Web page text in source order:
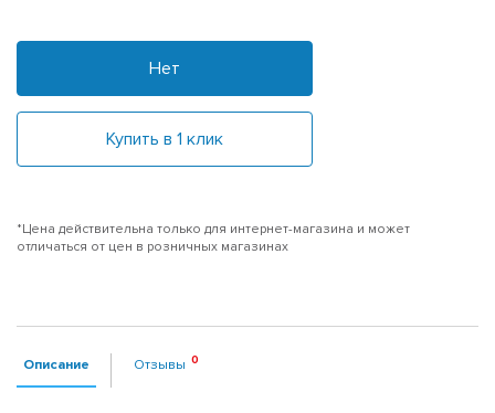
Нет
Купить в 1 клик
*Цена действительна только для интернет-магазина и может
отличаться от цен в розничных магазинах
Описание Отзывы